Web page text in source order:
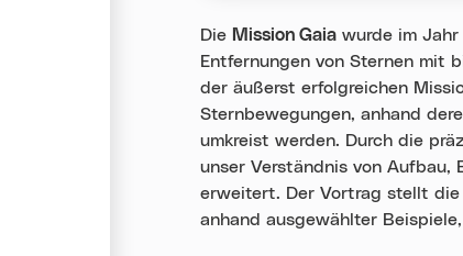
Die Mission Gaia wurde im
Entfernungen von Sternen mit
der äußerst erfolgreichen
Sternbewegungen, anhand
umkreist werden. Durch die
unser Verständnis von Aufbau,
erweitert. Der Vortrag stellt
anhand ausgewählter